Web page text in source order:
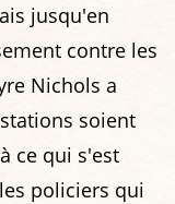
jusqu'en
contre les
Nichols a
soient
ce qui s'est
policiers qui